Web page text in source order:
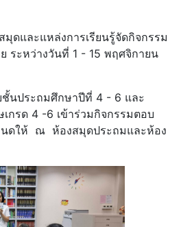
ดและแหล่งการเรียนรู้จัดกิจกรรม
ระหว่างวันที่ 1 - 15 พฤศจิกายน
นประถมศึกษาปีที่ 4 - 6 และ
กรด 4 -6 เข้าร่วมกิจกรรมตอบ
ดให้ ณ ห้องสมุดประถมและห้อง